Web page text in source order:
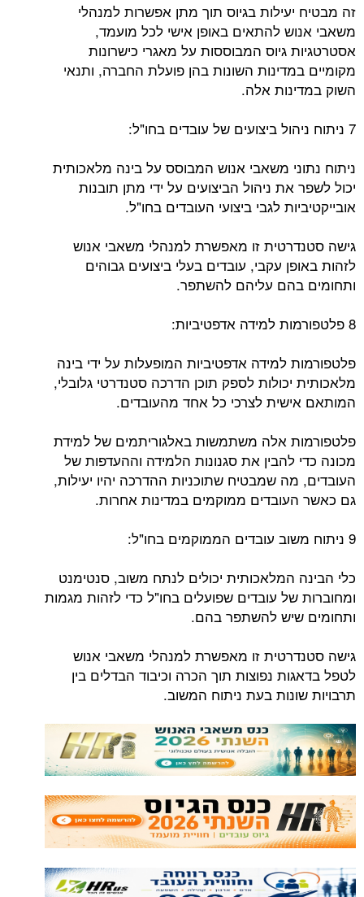
זה מבטיח יעילות בגיוס תוך מתן אפשרות למנהלי
משאבי אנוש להתאים באופן אישי לכל מועמד,
אסטרטגיות גיוס המבוססות על מאגרי כישרונות
מקומיים במדינות השונות בהן פועלת החברה, ותנאי
השוק במדינות אלה.
7 ניתוח ניהול ביצועים של עובדים בחו"ל:
ניתוח נתוני משאבי אנוש המבוסס על בינה מלאכותית
יכול לשפר את ניהול הביצועים על ידי מתן תובנות
אובייקטיביות לגבי ביצועי העובדים בחו"ל.
גישה סטנדרטית זו מאפשרת למנהלי משאבי אנוש
לזהות באופן עקבי, עובדים בעלי ביצועים גבוהים
ותחומים בהם עליהם להשתפר.
8 פלטפורמות למידה אדפטיביות:
פלטפורמות למידה אדפטיביות המופעלות על ידי בינה
מלאכותית יכולות לספק תוכן הדרכה סטנדרטי גלובלי,
המותאם אישית לצרכי כל אחד מהעובדים.
פלטפורמות אלה משתמשות באלגוריתמים של למידת
מכונה כדי להבין את סגנונות הלמידה וההעדפות של
העובדים, מה שמבטיח שתוכניות ההדרכה יהיו יעילות,
גם כאשר העובדים ממוקמים במדינות אחרות.
9 ניתוח משוב עובדים הממוקמים בחו"ל:
כלי הבינה המלאכותית יכולים לנתח משוב, סנטימנט
ומחוברות של עובדים שפועלים בחו"ל כדי לזהות מגמות
ותחומים שיש להשתפר בהם.
גישה סטנדרטית זו מאפשרת למנהלי משאבי אנוש
לטפל בדאגות נפוצות תוך הכרה וכיבוד הבדלים בין
תרבויות שונות בעת ניתוח המשוב.